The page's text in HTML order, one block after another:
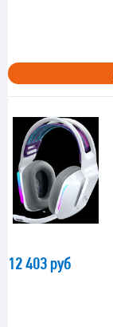
12 403 руб